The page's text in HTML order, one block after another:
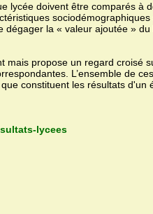
lycée doivent être comparés à
la « valeur ajoutée » du
mais propose un regard croisé
L’ensemble de
constituent les résultats d'un
lycees